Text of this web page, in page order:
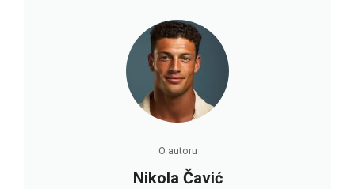
O autoru
Nikola Čavić